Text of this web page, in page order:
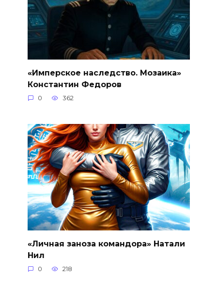
«Имперское наследство. Мозаика»
Константин Федоров
0 362
«Личная заноза командора» Натали
Нил
0 218